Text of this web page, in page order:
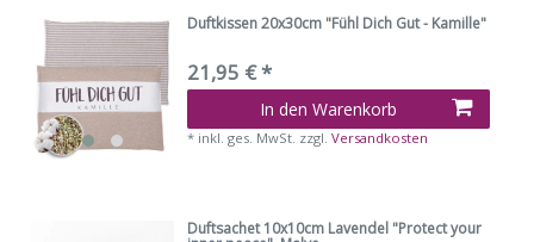
Duftkissen 20x30cm "Fühl Dich Gut - Kamille"
21,95 € *
In den Warenkorb
* inkl. ges. MwSt. zzgl.Versandkosten
Duftsachet 10x10cm Lavendel "Protect your